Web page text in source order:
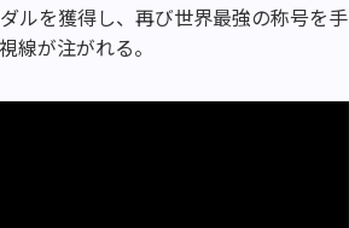
ルを獲得し、再び世界最強の称号を手
線が注がれる。